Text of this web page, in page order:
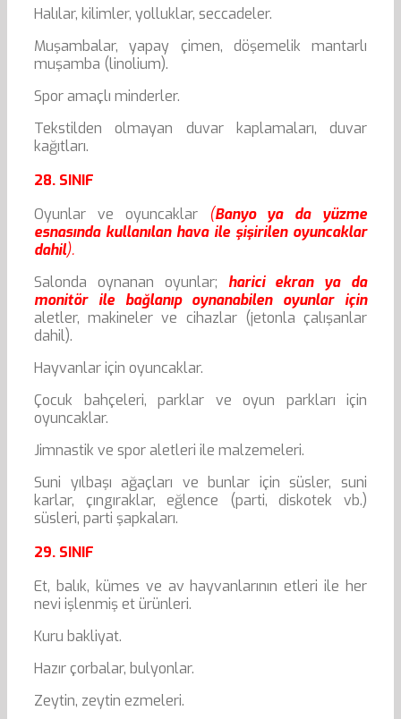
Halılar, kilimler, yolluklar, seccadeler.
Muşambalar, yapay çimen, döşemelik mantarlı
muşamba (linolium).
Spor amaçlı minderler.
Tekstilden olmayan duvar kaplamaları, duvar
kağıtları.
28. SINIF
Oyunlar ve oyuncaklar(Banyo ya da yüzme
esnasında kullanılan hava ile şişirilen oyuncaklar
dahil).
Salonda oynanan oyunlar; harici ekran ya da
monitör ile bağlanıp oynanabilen oyunlar için
aletler, makineler ve cihazlar (jetonla çalışanlar
dahil).
Hayvanlar için oyuncaklar.
Çocuk bahçeleri, parklar ve oyun parkları için
oyuncaklar.
Jimnastik ve spor aletleri ile malzemeleri.
Suni yılbaşı ağaçları ve bunlar için süsler, suni
karlar, çıngıraklar, eğlence (parti, diskotek vb.)
süsleri, parti şapkaları.
29. SINIF
Et, balık, kümes ve av hayvanlarının etleri ile her
nevi işlenmiş et ürünleri.
Kuru bakliyat.
Hazır çorbalar, bulyonlar.
Zeytin, zeytin ezmeleri.